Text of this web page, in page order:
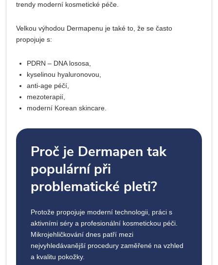
trendy moderní kosmetické péče.
Velkou výhodou Dermapenu je také to, že se často
propojuje s:
PDRN – DNA lososa,
kyselinou hyaluronovou,
anti-age péčí,
mezoterapií,
moderní Korean skincare.
Proč je Dermapen tak
populární při
problematické pleti?
Protože propojuje moderní technologii, práci s
aktivními séry a profesionální kosmetickou péči.
Mikrojehličkování dnes patří mezi
nejvyhledávanější procedury zaměřené na vzhled
a kvalitu pokožky.